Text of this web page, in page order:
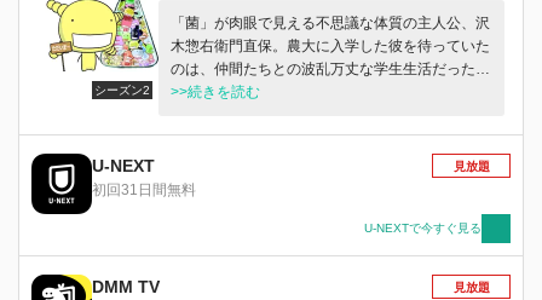
シーズン2
「菌」が肉眼で見える不思議な体質の主人公、沢
木惣右衛門直保。農大に入学した彼を待っていた
のは、仲間たちとの波乱万丈な学生生活だった！
直保の幼馴染で造り酒屋の息子、結城蛍。ボンデ
食品の権威で謎だらけの教授・樹慶蔵。その他個
性的な面々と繰り広げられる直保の農大生活。入
学から春祭、そして「菌がみえなくなる」という
ら。ゴスロリファッションに身を包み帰ってきた
結城蛍を迎え、今度は一体どんな大学生活が待っ
>>続きを読む
U-NEXT
初回31日間無料
見放題
U-NEXTで今すぐ見る
DMM TV 見放題